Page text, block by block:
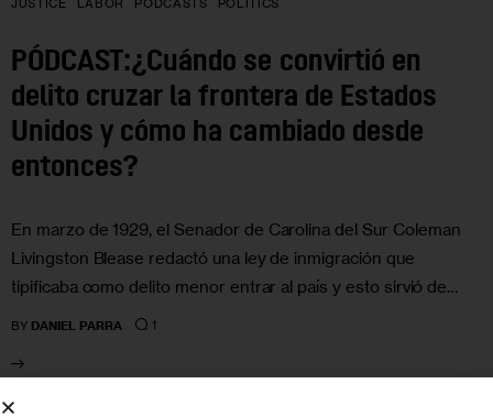
JUSTICE
LABOR PODCASTS POLITICS
PÓDCAST:¿Cuándo se convirtió en
delito cruzar la frontera de Estados
Unidos y cómo ha cambiado desde
entonces?
En marzo de 1929, el Senador de Carolina del Sur Coleman
Livingston Blease redactó una ley de inmigración que
tipificaba como delito menor entrar al país y esto sirvió de…
BY DANIEL PARRA 1